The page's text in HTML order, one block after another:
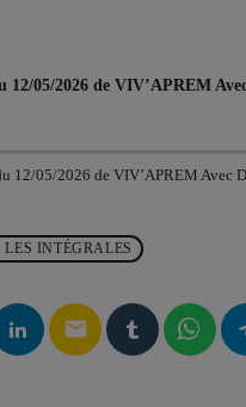
12/05/2026 de VIV’APREM
12/05/2026 de VIV’APREM Avec
INTÉGRALES
email